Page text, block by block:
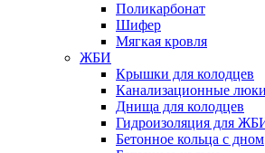
Поликарбонат
Шифер
Мягкая кровля
ЖБИ
Крышки для колодцев
Канализационные люки
Днища для колодцев
Гидроизоляция для
Бетонное кольца с дном